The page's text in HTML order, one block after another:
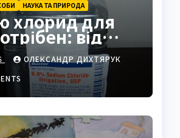
НАУКА ТА ПРИРОДА
хлорид для
від
до
ОЛЕКСАНДР ДИХТЯРУК